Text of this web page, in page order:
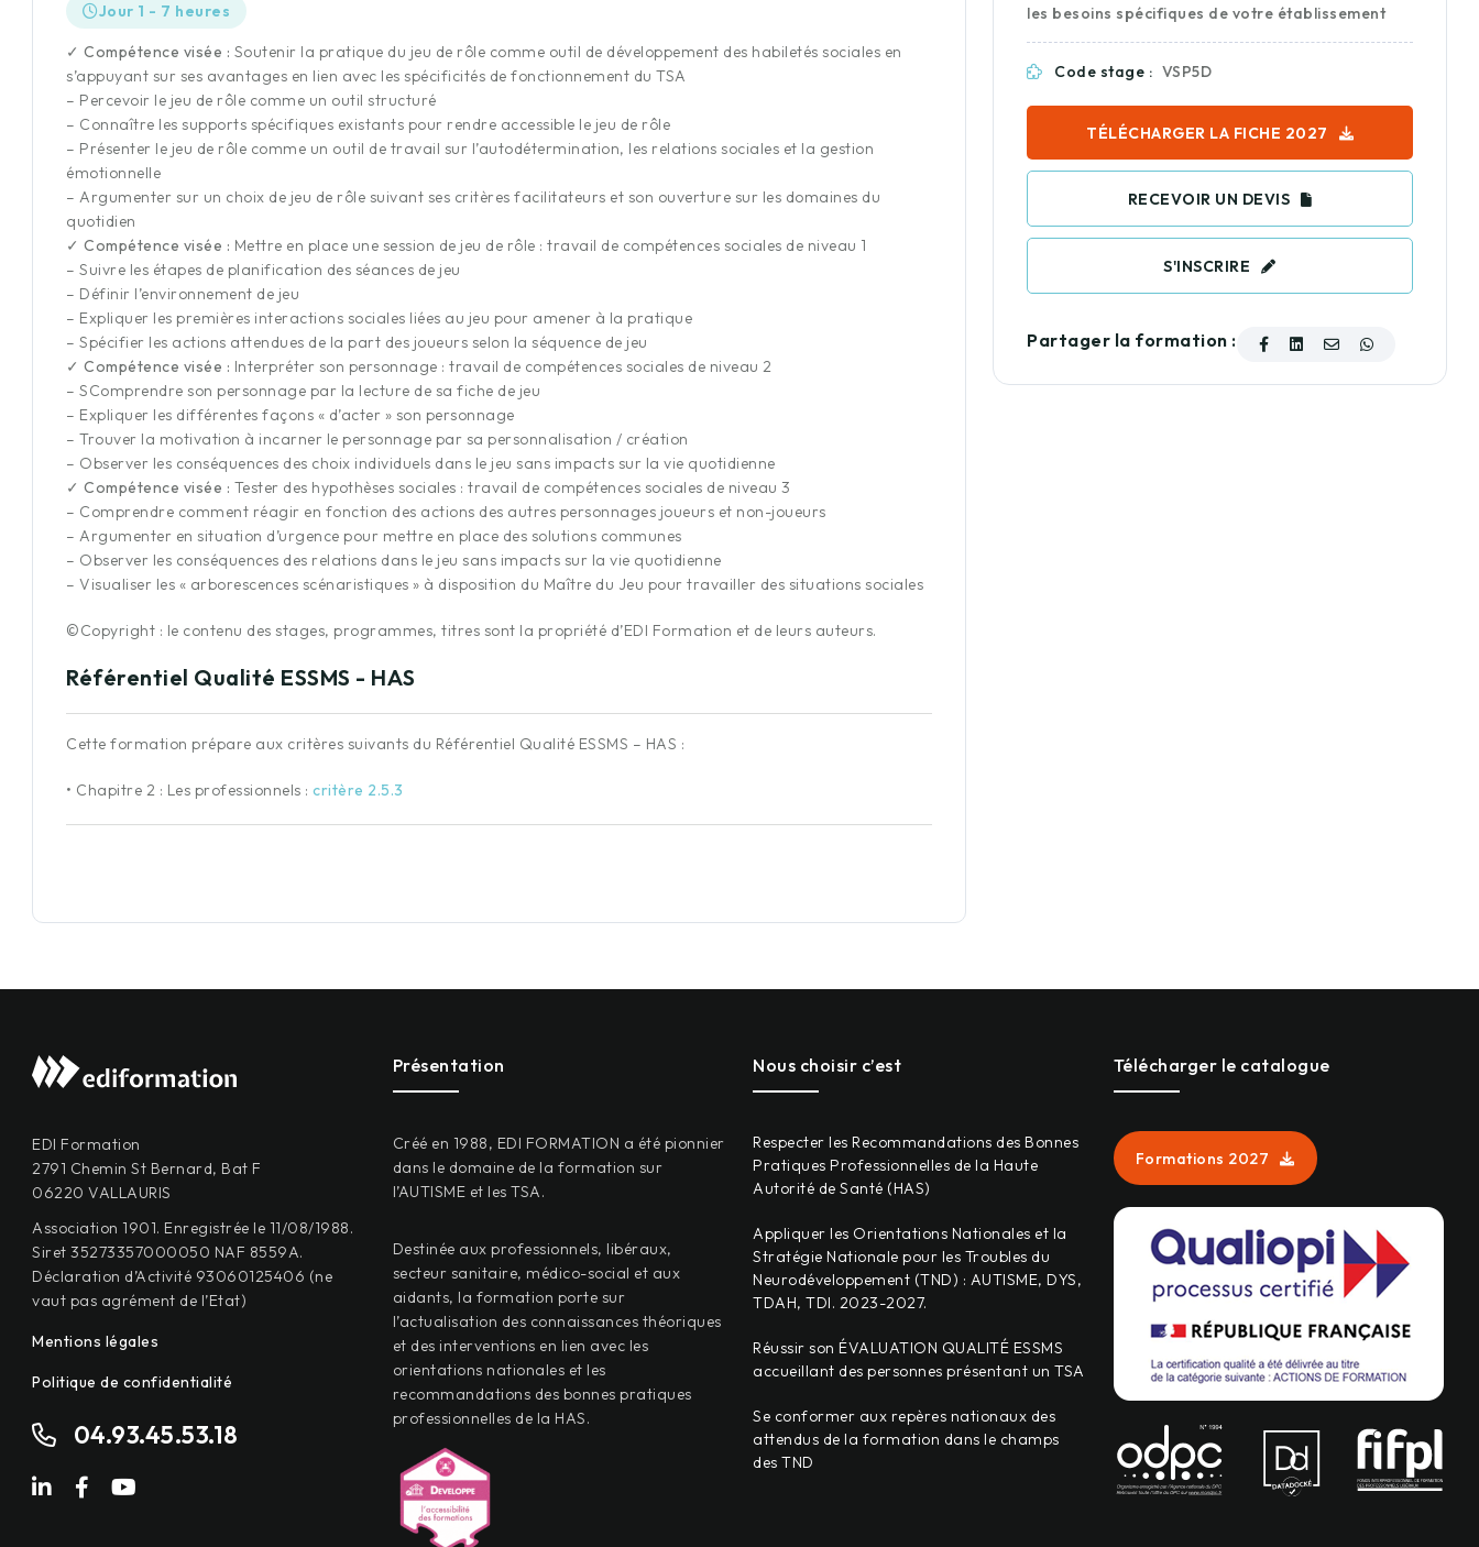
Jour 1 - 7 heures
✓ Compétence visée : Soutenir la pratique du jeu de rôle comme outil de développement des habiletés sociales en
s’appuyant sur ses avantages en lien avec les spécificités de fonctionnement du TSA
– Percevoir le jeu de rôle comme un outil structuré
– Connaître les supports spécifiques existants pour rendre accessible le jeu de rôle
– Présenter le jeu de rôle comme un outil de travail sur l’autodétermination, les relations sociales et la gestion
émotionnelle
– Argumenter sur un choix de jeu de rôle suivant ses critères facilitateurs et son ouverture sur les domaines du
quotidien
✓ Compétence visée : Mettre en place une session de jeu de rôle : travail de compétences sociales de niveau 1
– Suivre les étapes de planification des séances de jeu
– Définir l’environnement de jeu
– Expliquer les premières interactions sociales liées au jeu pour amener à la pratique
– Spécifier les actions attendues de la part des joueurs selon la séquence de jeu
✓ Compétence visée : Interpréter son personnage : travail de compétences sociales de niveau 2
– SComprendre son personnage par la lecture de sa fiche de jeu
– Expliquer les différentes façons « d’acter » son personnage
– Trouver la motivation à incarner le personnage par sa personnalisation / création
– Observer les conséquences des choix individuels dans le jeu sans impacts sur la vie quotidienne
✓ Compétence visée : Tester des hypothèses sociales : travail de compétences sociales de niveau 3
– Comprendre comment réagir en fonction des actions des autres personnages joueurs et non-joueurs
– Argumenter en situation d’urgence pour mettre en place des solutions communes
– Observer les conséquences des relations dans le jeu sans impacts sur la vie quotidienne
– Visualiser les « arborescences scénaristiques » à disposition du Maître du Jeu pour travailler des situations sociales
©Copyright : le contenu des stages, programmes, titres sont la propriété d’EDI Formation et de leurs auteurs.
Référentiel Qualité ESSMS - HAS
Cette formation prépare aux critères suivants du Référentiel Qualité ESSMS – HAS :
• Chapitre 2 : Les professionnels : critère 2.5.3
les besoins spécifiques de votre établissement
Code stage : VSP5D
TÉLÉCHARGER LA FICHE 2027
RECEVOIR UN DEVIS
S'INSCRIRE
Partager la formation :
EDI Formation
2791 Chemin St Bernard, Bat F
06220 VALLAURIS
Association 1901. Enregistrée le 11/08/1988.
Siret 35273357000050 NAF 8559A.
Déclaration d’Activité 93060125406 (ne
vaut pas agrément de l’Etat)
Mentions légales
Politique de confidentialité
04.93.45.53.18
Présentation
Créé en 1988, EDI FORMATION a été pionnier
dans le domaine de la formation sur
l’AUTISME et les TSA.
Destinée aux professionnels, libéraux,
secteur sanitaire, médico-social et aux
aidants, la formation porte sur
l’actualisation des connaissances théoriques
et des interventions en lien avec les
orientations nationales et les
recommandations des bonnes pratiques
professionnelles de la HAS.
Nous choisir c’est
Respecter les Recommandations des Bonnes
Pratiques Professionnelles de la Haute
Autorité de Santé (HAS)
Appliquer les Orientations Nationales et la
Stratégie Nationale pour les Troubles du
Neurodéveloppement (TND) : AUTISME, DYS,
TDAH, TDI. 2023-2027.
Réussir son ÉVALUATION QUALITÉ ESSMS
accueillant des personnes présentant un TSA
Se conformer aux repères nationaux des
attendus de la formation dans le champs
des TND
Télécharger le catalogue
Formations 2027